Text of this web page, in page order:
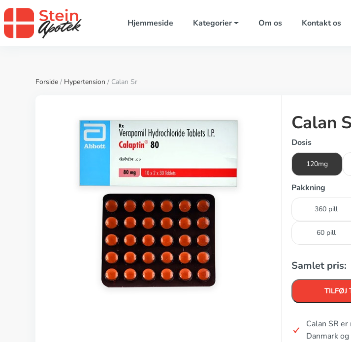
Hjemmeside Kategorier Om os Kontakt os
Forside / Hypertension / Calan Sr
Calan
Dosis
120mg
Pakkning
360 pill
60 pill
Samlet pris:
TILFØJ
Calan SR
Danmark